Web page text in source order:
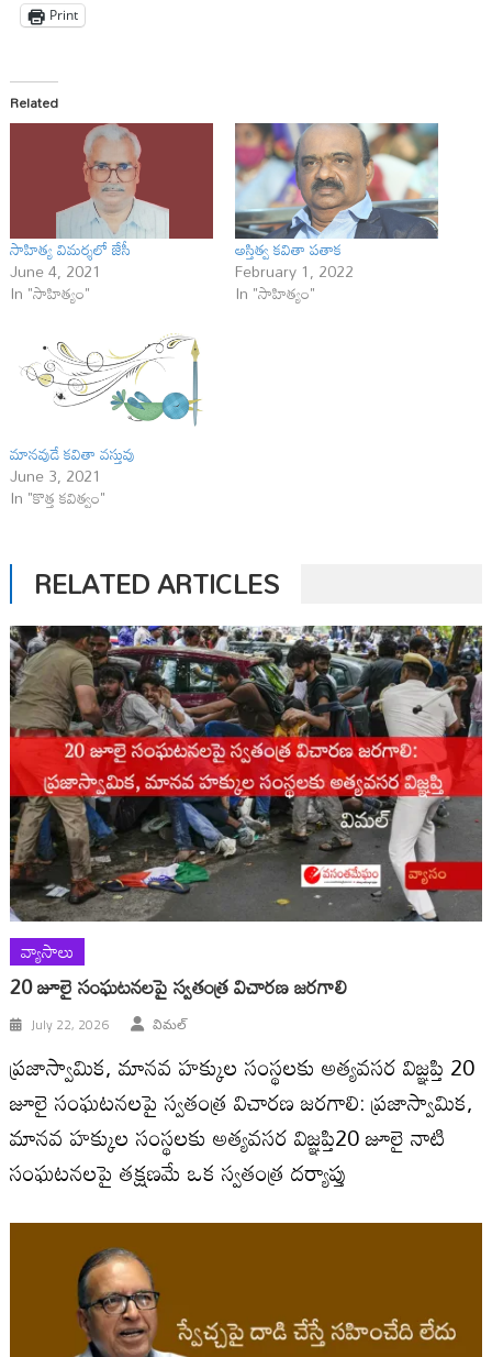
Print
Related
సాహిత్య విమ‌ర్శ‌లో జేసీ
June 4, 2021
In "సాహిత్యం"
అస్తిత్వ కవితా ప‌తాక
February 1, 2022
In "సాహిత్యం"
మానవుడే కవితా వస్తువు
June 3, 2021
In "కొత్త కవిత్వం"
RELATED ARTICLES
వ్యాసాలు
20 జూలై సంఘటనలపై స్వతంత్ర విచారణ జరగాలి
July 22, 2026 విమల్
ప్రజాస్వామిక, మానవ హక్కుల సంస్థలకు అత్యవసర విజ్ఞప్తి 20
జూలై సంఘటనలపై స్వతంత్ర విచారణ జరగాలి: ప్రజాస్వామిక,
మానవ హక్కుల సంస్థలకు అత్యవసర విజ్ఞప్తి20 జూలై నాటి
సంఘటనలపై తక్షణమే ఒక స్వతంత్ర దర్యాప్తు